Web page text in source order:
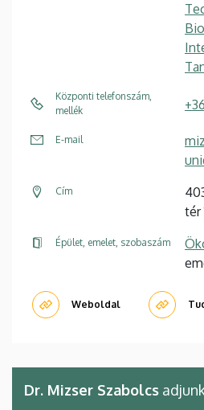
Központi telefonszám,
mellék
E-mail
Cím
tér
Épület, emelet, szobaszám
Weboldal
Dr. Mizser Szabolcs